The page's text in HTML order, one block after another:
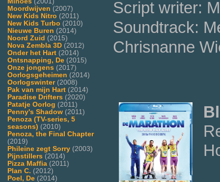
Moordwijven (2007)
New Kids Nitro (2011)
New Kids Turbo (2010)
Nieuwe Buren (2014)
Noord Zuid (2015)
Nova Zembla 3D (2012)
Onder het Hart (2014)
Ontsnapping, De (2015)
Onze jongens (2017)
Oorlogsgeheimen (2014)
Oorlogswinter(2008)
Pak van mijn Hart (2014)
Paradise Drifters (2020)
Patatje Oorlog (2011)
Penny's Shadow (2011)
Penoza (TV-series, 5
seasons) (2010)
Penoza, the Final Chapter
(2019)
Phileine zegt Sorry (2003)
Pijnstillers (2014)
Pizza Maffia (2011)
Plan C. (2012)
Poel, De (2014)
Script writer:
Soundtrack:
Chrisnanne